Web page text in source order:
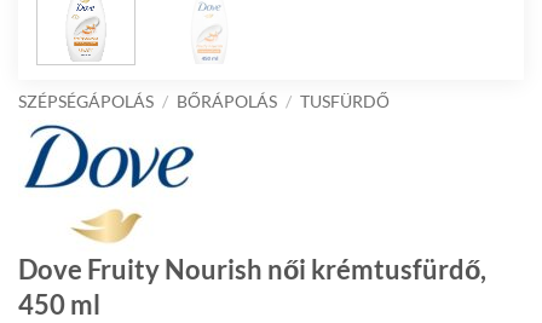
SZÉPSÉGÁPOLÁS / BŐRÁPOLÁS / TUSFÜRDŐ
Dove Fruity Nourish női krémtusfürdő,
450 ml